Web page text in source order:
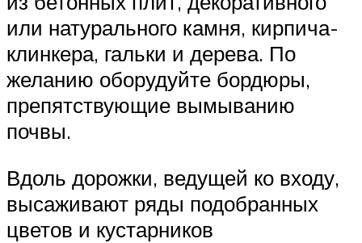
или натурального камня, кирпича-
клинкера, гальки и дерева. По
желанию оборудуйте бордюры,
препятствующие вымыванию
почвы.
Вдоль дорожки, ведущей ко входу,
высаживают ряды подобранных
цветов и кустарников